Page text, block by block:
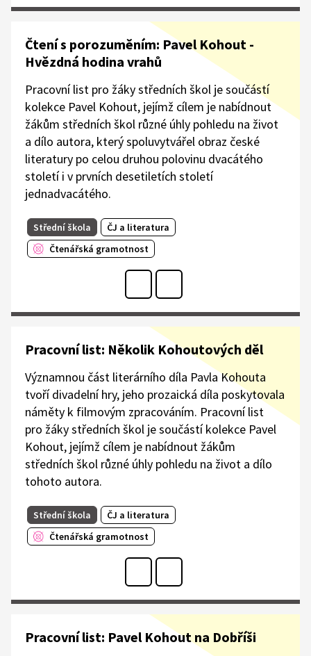
Čtení s porozuměním: Pavel Kohout -
Hvězdná hodina vrahů
Pracovní list pro žáky středních škol je součástí
kolekce Pavel Kohout, jejímž cílem je nabídnout
žákům středních škol různé úhly pohledu na život
a dílo autora, který spoluvytvářel obraz české
literatury po celou druhou polovinu dvacátého
století i v prvních desetiletích století
jednadvacátého.
Střední škola
ČJ a literatura
Čtenářská gramotnost
Pracovní list: Několik Kohoutových děl
Významnou část literárního díla Pavla Kohouta
tvoří divadelní hry, jeho prozaická díla poskytovala
náměty k filmovým zpracováním. Pracovní list
pro žáky středních škol je součástí kolekce Pavel
Kohout, jejímž cílem je nabídnout žákům
středních škol různé úhly pohledu na život a dílo
tohoto autora.
Střední škola
ČJ a literatura
Čtenářská gramotnost
Pracovní list: Pavel Kohout na Dobříši